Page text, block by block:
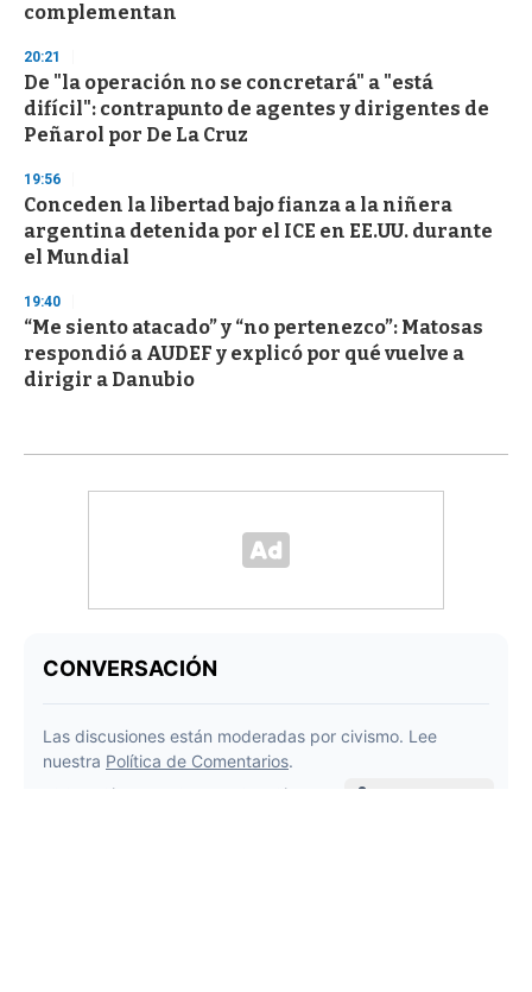
complementan
20:21
De "la operación no se concretará" a "está
difícil": contrapunto de agentes y dirigentes de
Peñarol por De La Cruz
19:56
Conceden la libertad bajo fianza a la niñera
argentina detenida por el ICE en EE.UU. durante
el Mundial
19:40
“Me siento atacado” y “no pertenezco”: Matosas
respondió a AUDEF y explicó por qué vuelve a
dirigir a Danubio